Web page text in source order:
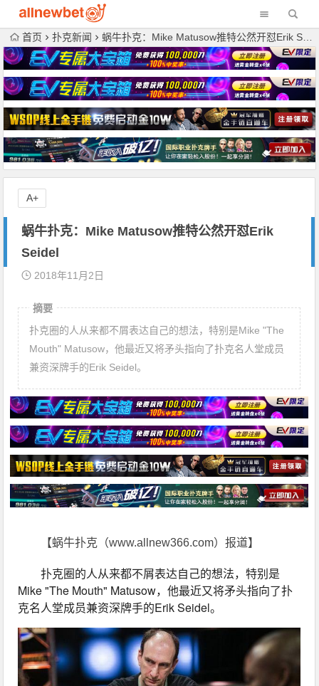
首页 扑克新闻 蜗牛扑克：Mike Matusow推特公然开怼Erik Seidel
蜗牛扑克：Mike Matusow推特公然开怼Erik
Seidel
2018年11月2日
摘要
扑克圈的人从来都不屑表达自己的想法，特别是Mike "The
Mouth" Matusow，他最近又将矛头指向了扑克名人堂成员
兼资深牌手的Erik Seidel。
【蜗牛扑克（www.allnew366.com）报道】
扑克圈的人从来都不屑表达自己的想法，特别是
Mike "The Mouth" Matusow，他最近又将矛头指向了扑
克名人堂成员兼资深牌手的Erik Seidel。
A+